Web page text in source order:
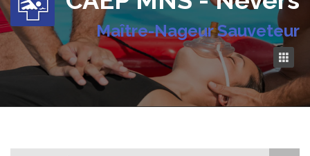
Maître-Nageur Sauveteur